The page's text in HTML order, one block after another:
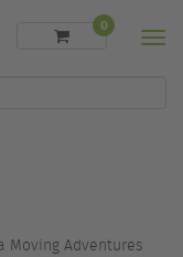
0
Adventures